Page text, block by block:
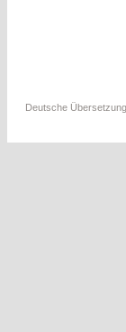
Deutsche